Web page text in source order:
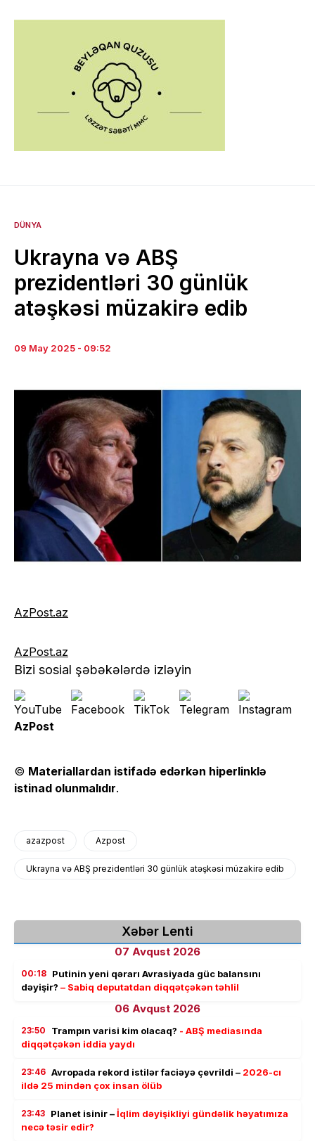
DÜNYA
Ukrayna və ABŞ
prezidentləri 30 günlük
atəşkəsi müzakirə edib
09 May 2025 - 09:52
AzPost.az
AzPost.az
Bizi sosial şəbəkələrdə izləyin
AzPost
© Materiallardan istifadə edərkən hiperlinklə
istinad olunmalıdır.
azazpost Azpost
Ukrayna və ABŞ prezidentləri 30 günlük atəşkəsi müzakirə edib
Xəbər Lenti
07 Avqust 2026
00:18 Putinin yeni qərarı Avrasiyada güc balansını
dəyişir? – Sabiq deputatdan diqqətçəkən təhlil
06 Avqust 2026
23:50 Trampın varisi kim olacaq? - ABŞ mediasında
diqqətçəkən iddia yaydı
23:46 Avropada rekord istilər faciəyə çevrildi – 2026-cı
ildə 25 mindən çox insan ölüb
23:43 Planet isinir –İqlim dəyişikliyi gündəlik həyatımıza
necə təsir edir?